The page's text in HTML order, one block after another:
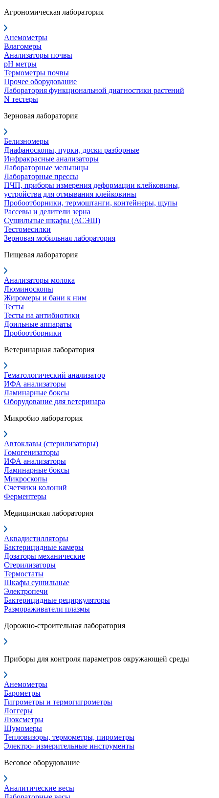
Агрономическая лаборатория
Анемометры
Влагомеры
Анализаторы почвы
pH метры
Термометры почвы
Прочее оборудование
Лаборатория функциональной диагностики растений
N тестеры
Зерновая лаборатория
Белизномеры
Диафаноскопы, пурки, доски разборные
Инфракрасные анализаторы
Лабораторные мельницы
Лабораторные прессы
ПЧП, приборы измерения деформации клейковины,
устройства для отмывания клейковины
Пробоотборники, термоштанги, контейнеры, щупы
Рассевы и делители зерна
Сушильные шкафы (АСЭШ)
Тестомесилки
Зерновая мобильная лаборатория
Пищевая лаборатория
Анализаторы молока
Люминоскопы
Жиромеры и бани к ним
Тесты
Тесты на антибиотики
Доильные аппараты
Пробоотборники
Ветеринарная лаборатория
Гематологический анализатор
ИФА анализаторы
Ламинарные боксы
Оборудование для ветеринара
Микробио лаборатория
Автоклавы (стерилизаторы)
Гомогенизаторы
ИФА анализаторы
Ламинарные боксы
Микроскопы
Счетчики колоний
Ферментеры
Медицинская лаборатория
Аквадистилляторы
Бактерицидные камеры
Дозаторы механические
Стерилизаторы
Термостаты
Шкафы сушильные
Электропечи
Бактерицидные рециркуляторы
Размораживатели плазмы
Дорожно-строительная лаборатория
Приборы для контроля параметров окружающей среды
Анемометры
Барометры
Гигрометры и термогигрометры
Логгеры
Люксметры
Шумомеры
Тепловизоры, термометры, пирометры
Электро- измерительные инструменты
Весовое оборудование
Аналитические весы